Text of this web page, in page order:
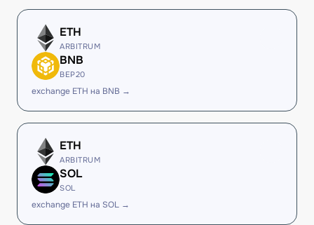
ETH
ARBITRUM
BNB
BEP20
exchange ETH на BNB →
ETH
ARBITRUM
SOL
SOL
exchange ETH на SOL →